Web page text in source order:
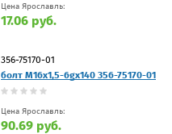
Цена Ярославль:
17.06 руб.
356-75170-01
болт М16х1,5-6gx140 356-75170-01
Цена Ярославль:
90.69 руб.